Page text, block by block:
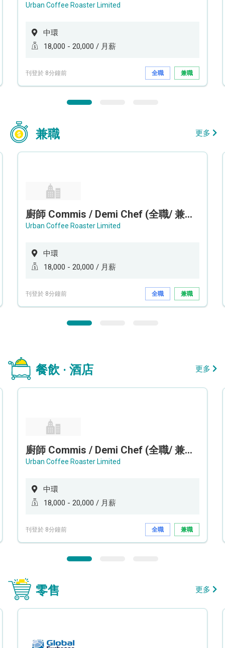
Urban Coffee Roaster Limited
中環
18,000 - 20,000 / 月薪
刊登於 8分鐘前 全職 兼職
兼職 更多
廚師 Commis / Demi Chef (全職/ 兼職) (工作地點:中環)
Urban Coffee Roaster Limited
中環
18,000 - 20,000 / 月薪
刊登於 8分鐘前 全職 兼職
餐飲 · 酒店 更多
廚師 Commis / Demi Chef (全職/ 兼職) (工作地點:中環)
Urban Coffee Roaster Limited
中環
18,000 - 20,000 / 月薪
刊登於 8分鐘前 全職 兼職
零售 更多